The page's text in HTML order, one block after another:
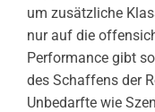
um zusätzliche
nur auf die
Performance gibt
des Schaffens der
Unbedarfte wie